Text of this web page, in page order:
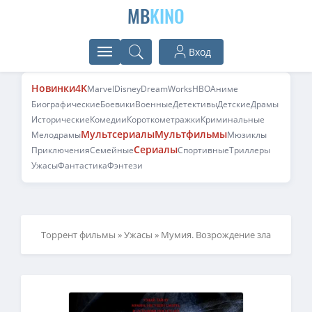
MBKINO
Вход
Новинки4KMarvelDisneyDreamWorksHBOАниме
БиографическиеБоевикиВоенныеДетективыДетскиеДрамы
ИсторическиеКомедииКороткометражкиКриминальные
МелодрамыМультсериалыМультфильмыМюзиклы
ПриключенияСемейныеСериалыСпортивныеТриллеры
УжасыФантастикаФэнтези
Торрент фильмы »Ужасы » Мумия. Возрождение зла